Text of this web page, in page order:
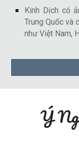
Kinh Dịch có
Trung Quốc và
như Việt Nam,
Ý